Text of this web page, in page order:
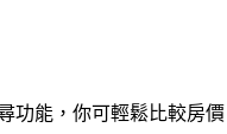
能，你可輕鬆比較房